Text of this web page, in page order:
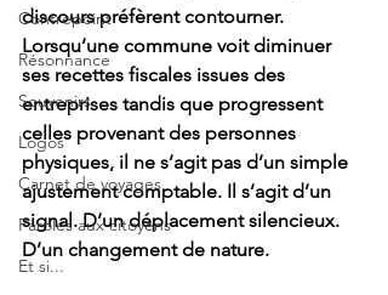
Contrepoint
Résonnance
Souvenirs
Logos
Carnet de voyages
Paroles aux citoyens
Et si...
discours préfèrent contourner.
Lorsqu’une commune voit diminuer
ses recettes fiscales issues des
entreprises tandis que progressent
celles provenant des personnes
physiques, il ne s’agit pas d’un simple
ajustement comptable. Il s’agit d’un
signal. D’un déplacement silencieux.
D’un changement de nature.